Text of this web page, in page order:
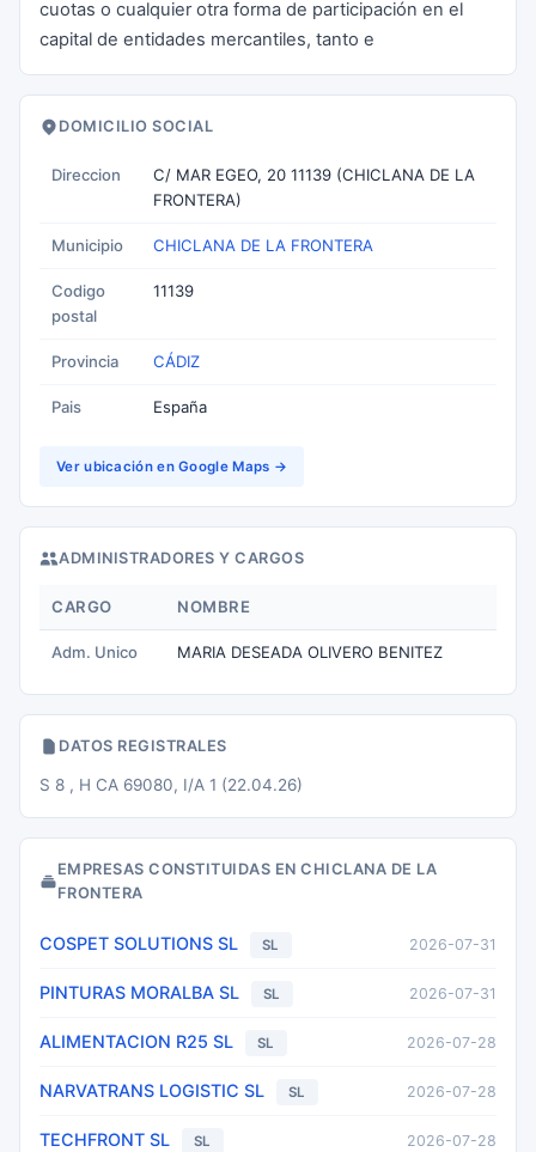
cuotas o cualquier otra forma de participación en el
capital de entidades mercantiles, tanto e
DOMICILIO SOCIAL
Direccion
C/ MAR EGEO, 20 11139 (CHICLANA DE LA
FRONTERA)
Municipio CHICLANA DE LA FRONTERA
Codigo
postal
11139
Provincia CÁDIZ
Pais España
Ver ubicación en Google Maps →
ADMINISTRADORES Y CARGOS
CARGO NOMBRE
Adm. Unico MARIA DESEADA OLIVERO BENITEZ
DATOS REGISTRALES
S 8 , H CA 69080, I/A 1 (22.04.26)
EMPRESAS CONSTITUIDAS EN CHICLANA DE LA
FRONTERA
COSPET SOLUTIONS SL SL 2026-07-31
PINTURAS MORALBA SL SL 2026-07-31
ALIMENTACION R25 SL SL 2026-07-28
NARVATRANS LOGISTIC SL SL 2026-07-28
TECHFRONT SL SL 2026-07-28